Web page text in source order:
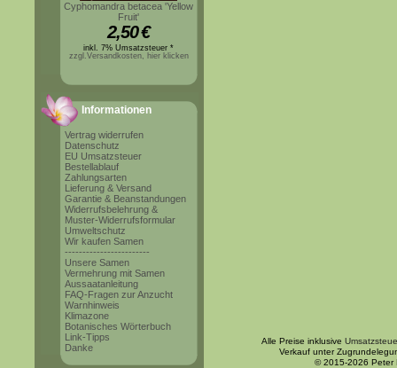
Cyphomandra betacea 'Yellow
Fruit'
2,50€
inkl. 7% Umsatzsteuer *
zzgl.Versandkosten, hier klicken
Informationen
Vertrag widerrufen
Datenschutz
EU Umsatzsteuer
Bestellablauf
Zahlungsarten
Lieferung & Versand
Garantie & Beanstandungen
Widerrufsbelehrung &
Muster-Widerrufsformular
Umweltschutz
Wir kaufen Samen
------------------------
Unsere Samen
Vermehrung mit Samen
Aussaatanleitung
FAQ-Fragen zur Anzucht
Warnhinweis
Klimazone
Botanisches Wörterbuch
Link-Tipps
Danke
Alle Preise inklusive
Verkauf unter
© 2015-2026 Peter